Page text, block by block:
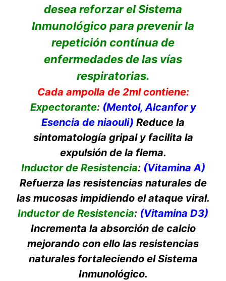
desea reforzar el Sistema
Inmunológico para prevenir la
repetición contínua de
enfermedades de las vías
respiratorias.
Cada ampolla de 2ml contiene:
Expectorante: (Mentol, Alcanfor y
Esencia de niaouli) Reduce la
sintomatología gripal y facilita la
expulsión de la flema.
Inductor de Resistencia: (Vitamina A)
Refuerza las resistencias naturales de
las mucosas impidiendo el ataque viral.
Inductor de Resistencia: (Vitamina D3)
Incrementa la absorción de calcio
mejorando con ello las resistencias
naturales fortaleciendo el Sistema
Inmunológico.